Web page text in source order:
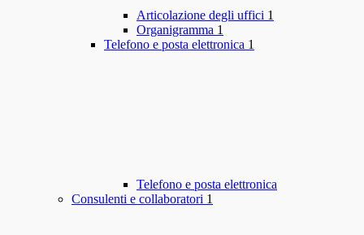
Articolazione degli uffici 1
Organigramma 1
Telefono e posta elettronica 1
Telefono e posta elettronica
Consulenti e collaboratori 1